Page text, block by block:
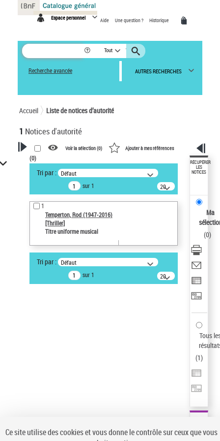
Espace personnel Aide Une question ? Historique
Tout
Recherche avancée AUTRES RECHERCHES
Accueil Liste de notices d’autorité
1 Notices d'autorité
VOTRE RECHERCHE
Recherche avancée dans les
notices d’autorité
Œuvres liées à l'auteur :
Temperton, Rod (1947-2016)
Auteur d’œuvre
Type de notice d'autorité
Voir la sélection (0) Ajouter à mes références
(0)
Tri par : Défaut
sur 1
20
résultats/page
1
Temperton, Rod (1947-2016)
[Thriller]
Titre uniforme musical
Tri par : Défaut
sur 1
20
résultats/page
RÉCUPÉRER
LES
NOTICES
Ma
(0)
Tous
(1)
Panneau de gestion des cookies
Ce site utilise des cookies et vous donne le contrôle sur ceux que vous